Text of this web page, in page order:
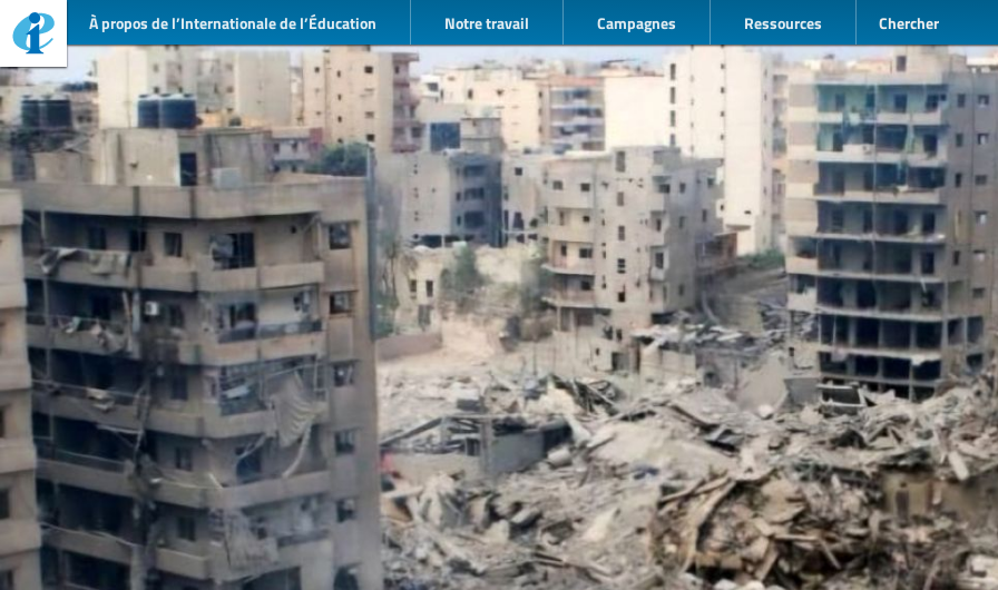
À propos de l’Internationale de l’Éducation Notre travail Campagnes Ressources Chercher